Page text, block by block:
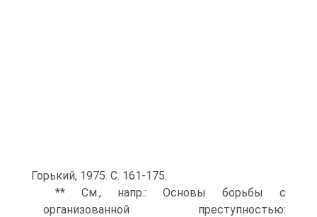
Горький, 1975. С. 161-175.
** См., напр.: Основы борьбы с
организованной преступностью: